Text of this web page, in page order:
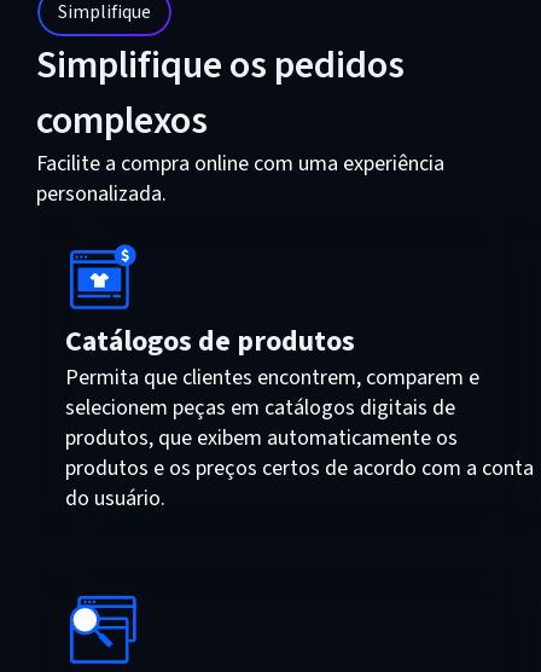
Simplifique
Simplifique os pedidos
complexos
Facilite a compra online com uma experiência
personalizada.
Catálogos de produtos
Permita que clientes encontrem, comparem e
selecionem peças em catálogos digitais de
produtos, que exibem automaticamente os
produtos e os preços certos de acordo com a conta
do usuário.